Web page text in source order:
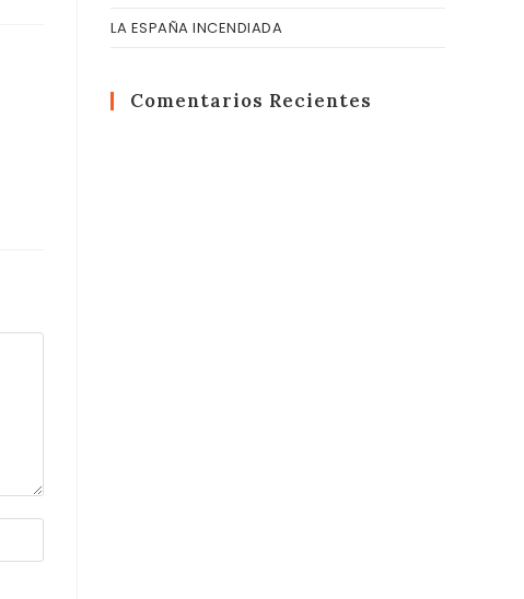
LA ESPAÑA INCENDIADA
Comentarios Recientes